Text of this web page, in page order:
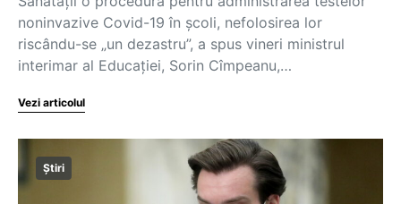
noninvazive Covid-19 în școli, nefolosirea lor
riscându-se „un dezastru”, a spus vineri ministrul
interimar al Educației, Sorin Cîmpeanu,…
Vezi articolul
Știri